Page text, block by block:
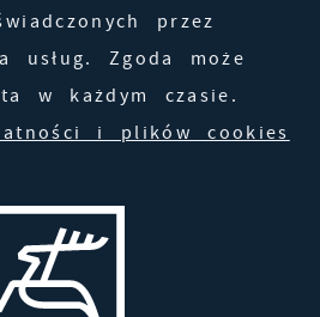
przez
usług. Zgoda może
w każdym czasie.
i plików cookies